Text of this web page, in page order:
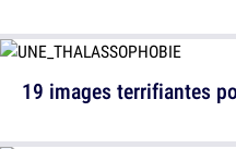
19 images terrifiantes